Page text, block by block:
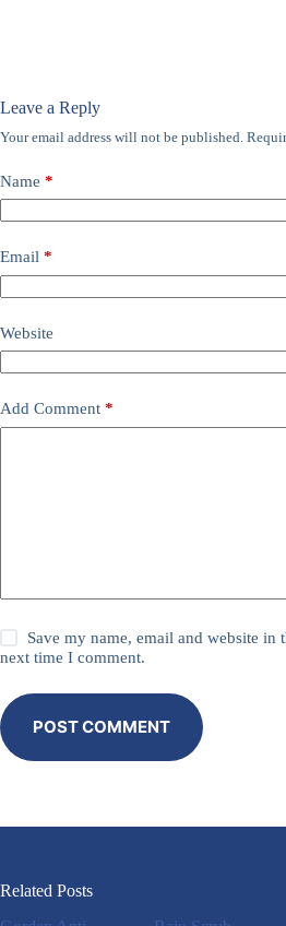
Leave a Reply
Your email address will not be published.
Name *
Email *
Website
Add Comment *
Save my name, email and website in
next time I comment.
POST COMMENT
Related Posts